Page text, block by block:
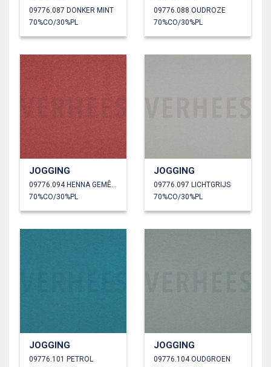
09776.087 DONKER MINT
70%CO/30%PL
09776.088 OUDROZE
70%CO/30%PL
JOGGING
09776.094 HENNA GEMÊLEERD
70%CO/30%PL
JOGGING
09776.097 LICHTGRIJS
70%CO/30%PL
JOGGING
09776.101 PETROL
JOGGING
09776.104 OUDGROEN